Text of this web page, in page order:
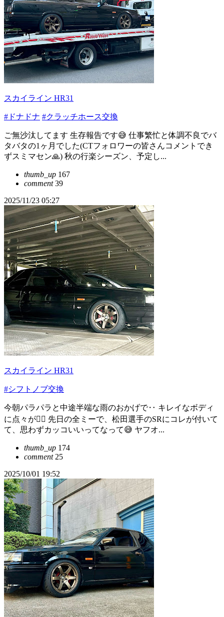
スカイライン HR31
#ドナドナ #クラッチホース交換
ご無沙汰してます 生存報告です😅 仕事繁忙と体調不良でバ
タバタの1ヶ月でした(CTフォロワーの皆さんコメントでき
ずスミマセン🙏) 秋の行楽シーズン、予定し...
thumb_up 167
comment39
2025/11/23 05:27
スカイライン HR31
#シフトノブ交換
今朝パラパラと中途半端な雨のおかげで‥ キレイなボディ
に点々が😮‍💨 先日の全ミーで、松田選手のSRにコレが付いて
て、思わずカッコいいってなって😅 ヤフオ...
thumb_up 174
comment25
2025/10/01 19:52